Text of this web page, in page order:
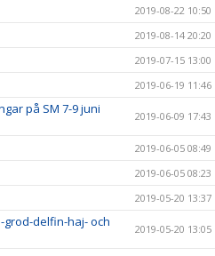
2019-08-22 10:50
2019-08-14 20:20
2019-07-15 13:00
2019-06-19 11:46
på SM 7-9 juni
2019-06-09 17:43
2019-06-05 08:49
2019-06-05 08:23
2019-05-20 13:37
delfin-haj- och
2019-05-20 13:05